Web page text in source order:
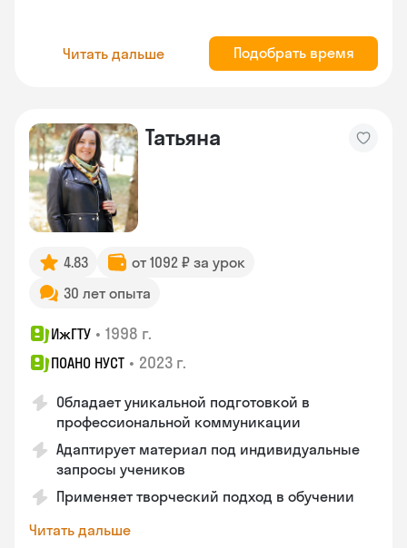
Читать дальше Подобрать время
Татьяна
4.83
от 1092 ₽ за урок
30 лет опыта
ИжГТУ • 1998 г.
ПОАНО НУСТ • 2023 г.
Обладает уникальной подготовкой в
профессиональной коммуникации
Адаптирует материал под индивидуальные
запросы учеников
Применяет творческий подход в обучении
Читать дальше